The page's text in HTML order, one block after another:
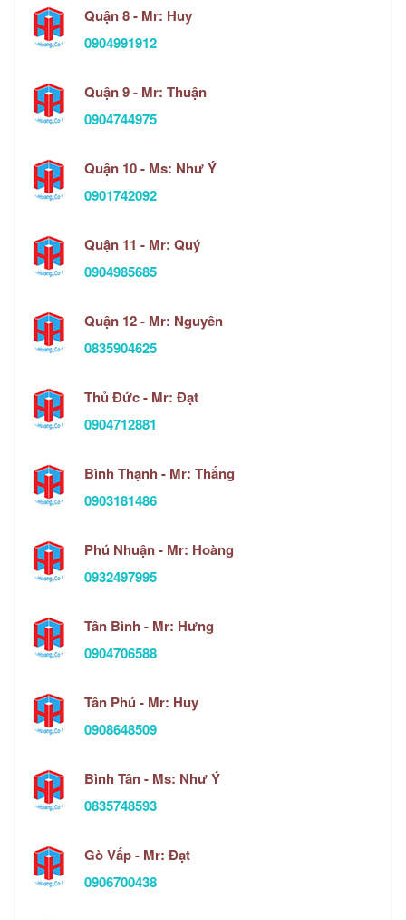
Quận 8 - Mr: Huy
0904991912
Quận 9 - Mr: Thuận
0904744975
Quận 10 - Ms: Như Ý
0901742092
Quận 11 - Mr: Quý
0904985685
Quận 12 - Mr: Nguyên
0835904625
Thủ Đức - Mr: Đạt
0904712881
Bình Thạnh - Mr: Thắng
0903181486
Phú Nhuận - Mr: Hoàng
0932497995
Tân Bình - Mr: Hưng
0904706588
Tân Phú - Mr: Huy
0908648509
Bình Tân - Ms: Như Ý
0835748593
Gò Vấp - Mr: Đạt
0906700438